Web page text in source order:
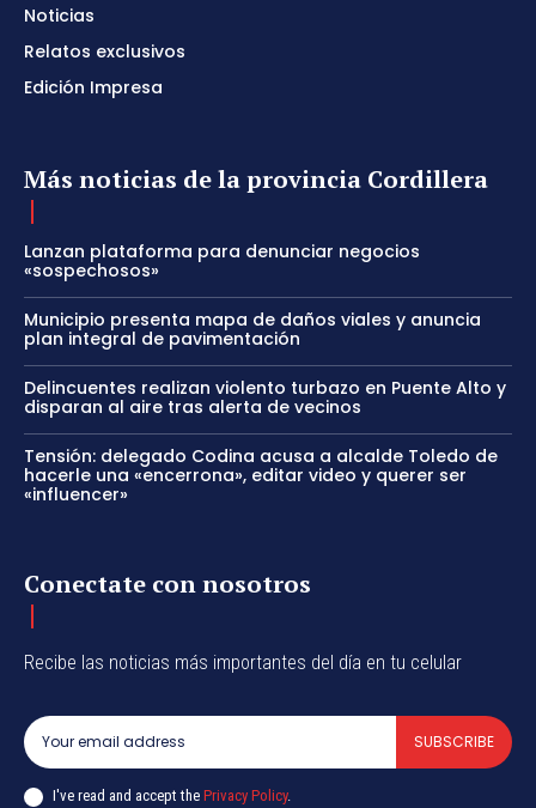
Noticias
Relatos exclusivos
Edición Impresa
Más noticias de la provincia Cordillera
Lanzan plataforma para denunciar negocios
«sospechosos»
Municipio presenta mapa de daños viales y anuncia
plan integral de pavimentación
Delincuentes realizan violento turbazo en Puente Alto y
disparan al aire tras alerta de vecinos
Tensión: delegado Codina acusa a alcalde Toledo de
hacerle una «encerrona», editar video y querer ser
«influencer»
Conectate con nosotros
Recibe las noticias más importantes del día en tu celular
SUBSCRIBE
I've read and accept the Privacy Policy.